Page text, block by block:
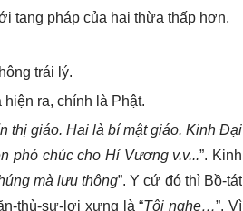
tạng pháp của hai thừa thấp hơn,
trái lý.
ra, chính là Phật.
thị giáo. Hai là bí mật giáo. Kinh Đại
phó chúc cho Hỉ Vương v.v...”. Kinh
mà lưu thông”. Y cứ đó thì Bồ-tát
thù-sư-lợi xưng là “Tôi nghe…”. Vì